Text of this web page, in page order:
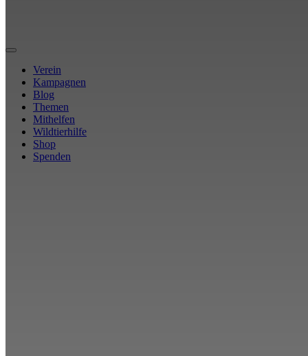
Verein
Kampagnen
Blog
Themen
Mithelfen
Wildtierhilfe
Shop
Spenden